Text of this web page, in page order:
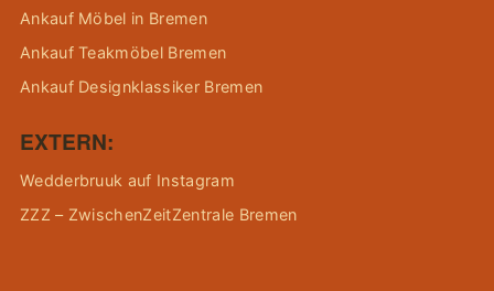
Ankauf Möbel in Bremen
Ankauf Teakmöbel Bremen
Ankauf Designklassiker Bremen
EXTERN:
Wedderbruuk auf Instagram
ZZZ – ZwischenZeitZentrale Bremen